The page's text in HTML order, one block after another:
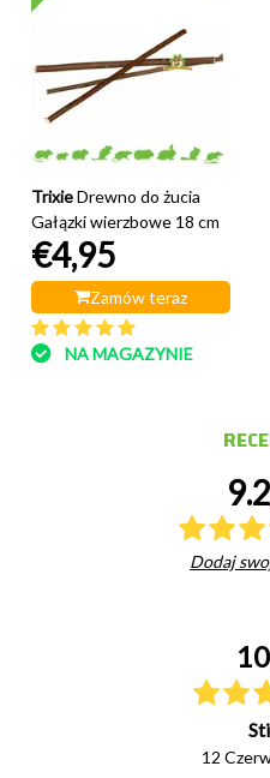
TrixieDrewno do żucia
Gałązki wierzbowe 18 cm
€4,95
Zamów teraz
NA MAGAZYNIE
9.2
Dodaj
10
12